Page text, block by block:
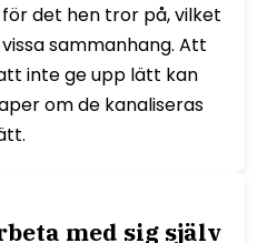
det hen tror på, vilket
sammanhang. Att
inte ge upp lätt kan
om de kanaliseras
med sig själv